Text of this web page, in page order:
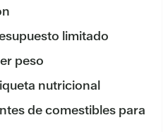
limitado
peso
nutricional
de comestibles para